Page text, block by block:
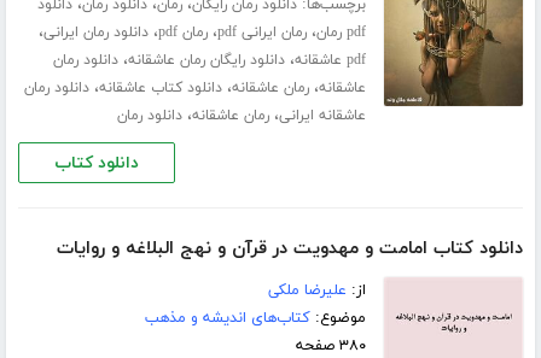
برچسب‌ها:دانلود رمان رایگان،رمان،دانلود رمان،دانلود
pdf رمان
،رمان ایرانی pdf ،رمان pdf ،دانلود رمان ایرانی،
pdf عاشقانه ،دانلود رایگان رمان عاشقانه،دانلود رمان
عاشقانه،رمان عاشقانه،دانلود کتاب عاشقانه،دانلود رمان
عاشقانه ایرانی،رمان عاشقانه،دانلود رمان
دانلود کتاب
دانلود کتاب امامت و مهدویت در قرآن و نهج البلاغه و روایات
از: علیرضا ملکی
موضوع:کتاب‌های اندیشه و مذهب
۳۸۰ صفحه